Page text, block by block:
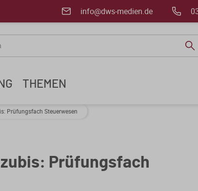
info@dws-medien.de
THEMEN
Prüfungsfach Steuerwesen
Prüfungsfach